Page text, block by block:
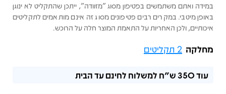
במידה ואתם משתמשים בפטיפון מסוג "מזוודה", ייתכן שהתקליט לא ינוגן
באופן מיטבי. במקרים רבים פטיפונים מסוג זה אינם מותאמים לתקליטים
איכותיים, ולכן האחריות על התאמת המוצר חלה על הרוכש.
מחלקה 2 תקליטים
עוד350 ש"ח למשלוח לחינם עד הבית